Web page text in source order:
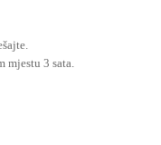
3 sata.